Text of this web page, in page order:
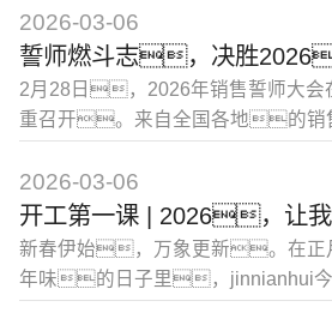
2026-03-06
2月28日，2026年销售誓师大会
重召开。来自全国各地的销
2026的宏伟蓝图。
2026-03-06
新春伊始，万象更新。在正
年味的日子里，jinnianhui今